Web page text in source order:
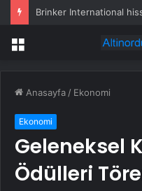
Menü
Anasayfa / Ekonomi
Ekonomi
Geleneksel
Ödülleri